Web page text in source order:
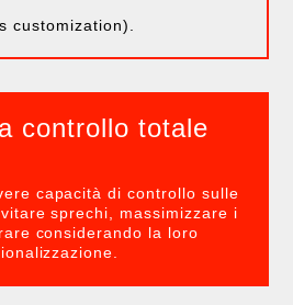
customization).
controllo totale
capacità di controllo sulle
sprechi, massimizzare i
considerando la loro